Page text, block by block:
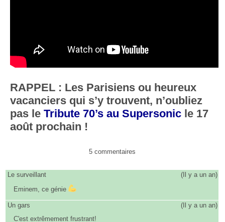
RAPPEL : Les Parisiens ou heureux
vacanciers qui s’y trouvent, n’oubliez
pas le Tribute 70’s au Supersonic le 17
août prochain !
5 commentaires
Le surveillant ( Il y a un an)
Eminem, ce génie
Un gars ( Il y a un an)
C'est extrêmement frustrant!